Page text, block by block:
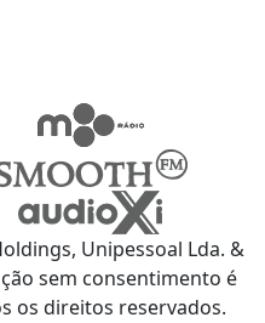
Unipessoal Lda. &
sem consentimento é
os direitos reservados.